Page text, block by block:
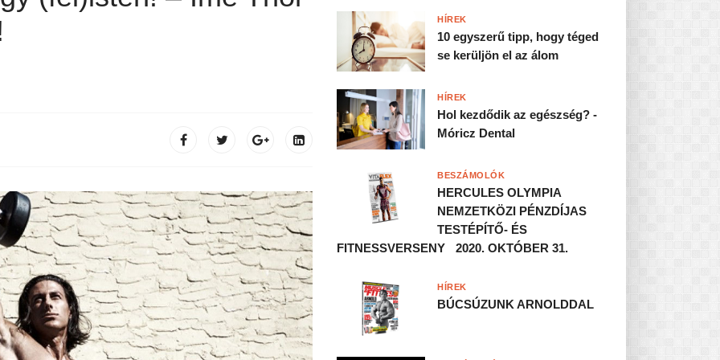
10 egyszerű tipp, hogy téged
se kerüljön el az álom
HÍREK
Hol kezdődik az egészség? -
Móricz Dental
HÍREK
HERCULES OLYMPIA
NEMZETKÖZI PÉNZDÍJAS
TESTÉPÍTŐ- ÉS
FITNESSVERSENY 2020. OKTÓBER 31.
BESZÁMOLÓK
BÚCSÚZUNK ARNOLDDAL
HÍREK